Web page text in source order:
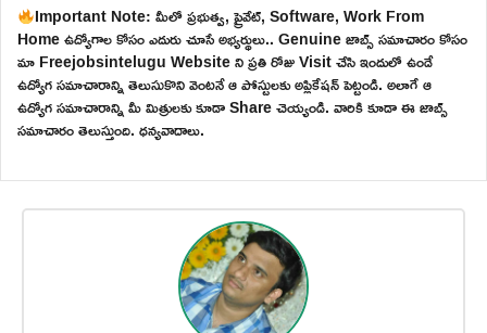
Important Note: మీలో ప్రభుత్వ, ప్రైవేట్, Software, Work From
Home ఉద్యోగాల కోసం ఎదురు చూసే అభ్యర్థులు.. Genuine జాబ్స్ సమాచారం కోసం
మా Freejobsintelugu Website ని ప్రతి రోజు Visit చేసి ఇందులో ఉండే
ఉద్యోగ సమాచారాన్ని తెలుసుకొని వెంటనే ఆ పోస్టులకు అప్లికేషన్ పెట్టండి. అలాగే ఆ
ఉద్యోగ సమాచారాన్ని మీ మిత్రులకు కూడా Share చెయ్యండి. వారికి కూడా ఈ జాబ్స్
సమాచారం తెలుస్తుంది. ధన్యవాదాలు.